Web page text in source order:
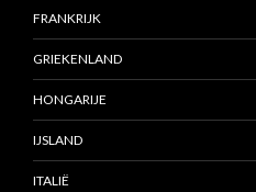
FRANKRIJK
GRIEKENLAND
HONGARIJE
IJSLAND
ITALIË